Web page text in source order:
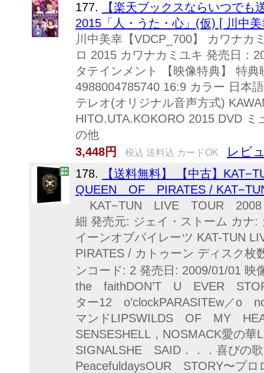
177.
【楽天ブックスならいつで
2015「人・うた・心」(仮) [ 川中
川中美幸【VDCP_700】 カワナカ
ロ 2015 カワナカミユキ 発売日：
タテインメント 【映像特典】 特
4988004785740 16:9 カラー 日本
テレオ(オリジナル音声方式)
HITO.UTA.KOKORO 2015 DVD
の他
3,448円
税込 送料込 カードOK レビ
178.
【送料無料】 【中古】
QUEEN OF PIRATES /
KAT−TUN LIVE TOUR
細 発売元: ジェイ・ストーム カナ:
イーンオブパイレーツ KAT-TUN
PIRATES / カトゥーン ディスク枚
ンコード: 2 発売日: 2009/01/01
the faithDON’T U EVER
ター12 o’clockPARASITEw／o
マンドLIPSWILDS OF MY
SENSESHELL，NOSMACK愛の華
SIGNALSHE SAID．．．喜びの
PeacefuldaysOUR STORY〜プロ